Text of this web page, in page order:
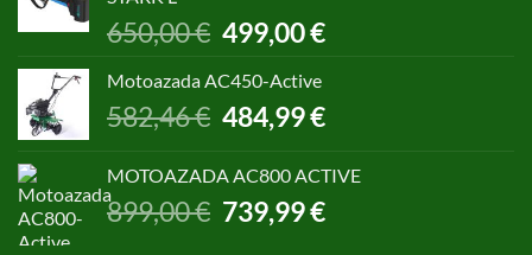
650,00€
El
precio
original
650,00 €.
499,00€El
precio
499,00 €.
Motoazada AC450-Active
582,46€
El
precio
era:
582,46 €.
484,99€El
precio
es:
484,99 €.
MOTOAZADA AC800 ACTIVE
899,00€ El
precio
739,99€El
precio